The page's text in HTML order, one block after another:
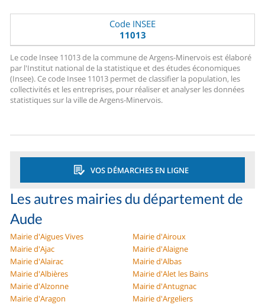
Code INSEE
11013
Le code Insee 11013 de la commune de Argens-Minervois est élaboré
par l'Institut national de la statistique et des études économiques
(Insee). Ce code Insee 11013 permet de classifier la population, les
collectivités et les entreprises, pour réaliser et analyser les données
statistiques sur la ville de Argens-Minervois.
VOS DÉMARCHES EN LIGNE
Les autres mairies du département de
Aude
Mairie d'Aigues Vives
Mairie d'Airoux
Mairie d'Ajac
Mairie d'Alaigne
Mairie d'Alairac
Mairie d'Albas
Mairie d'Albières
Mairie d'Alet les Bains
Mairie d'Alzonne
Mairie d'Antugnac
Mairie d'Aragon
Mairie d'Argeliers